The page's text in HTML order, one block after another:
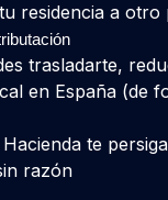
residencia a otro
trasladarte,
en España (de
te
razón